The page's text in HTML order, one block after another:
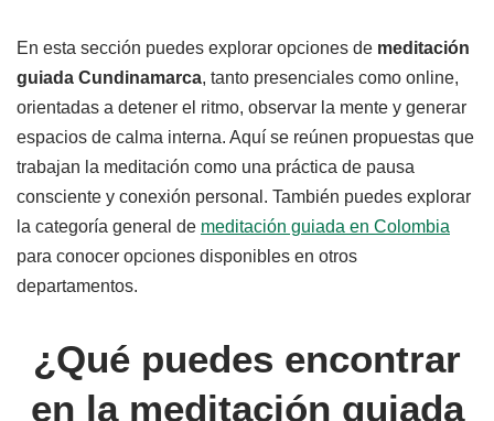
En esta sección puedes explorar opciones de meditación
guiada Cundinamarca, tanto presenciales como online,
orientadas a detener el ritmo, observar la mente y generar
espacios de calma interna. Aquí se reúnen propuestas que
trabajan la meditación como una práctica de pausa
consciente y conexión personal. También puedes explorar
la categoría general de meditación guiada en Colombia
para conocer opciones disponibles en otros
departamentos.
¿Qué puedes encontrar
en la meditación guiada